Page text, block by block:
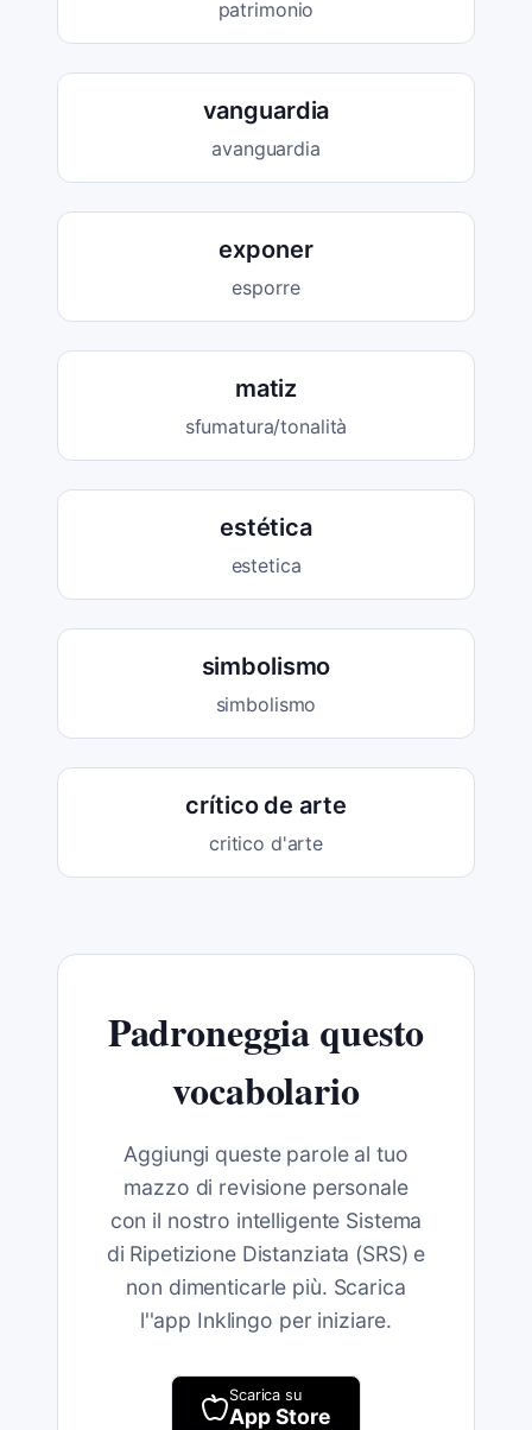
patrimonio
vanguardia
avanguardia
exponer
esporre
matiz
sfumatura/tonalità
estética
estetica
simbolismo
simbolismo
crítico de arte
critico d'arte
Padroneggia questo
vocabolario
Aggiungi queste parole al tuo
mazzo di revisione personale
con il nostro intelligente Sistema
di Ripetizione Distanziata (SRS) e
non dimenticarle più. Scarica
l''app Inklingo per iniziare.
Scarica su
App Store